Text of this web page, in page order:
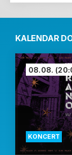
KALENDAR
KONCERT
08.08.